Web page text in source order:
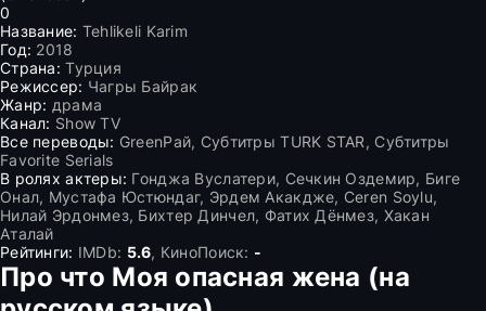
0
Название: Tehlikeli Karim
Год: 2018
Страна: Турция
Режиссер: Чагры Байрак
Жанр: драма
Канал: Show TV
Все переводы: GreenРай, Субтитры TURK STAR, Субтитры
Favorite Serials
В ролях актеры: Гонджа Вуслатери, Сечкин Оздемир, Биге
Онал, Мустафа Юстюндаг, Эрдем Акакдже, Ceren Soylu,
Нилай Эрдонмез, Бихтер Динчел, Фатих Дёнмез, Хакан
Аталай
Рейтинги: IMDb: 5.6, КиноПоиск: -
Про что Моя опасная жена (на